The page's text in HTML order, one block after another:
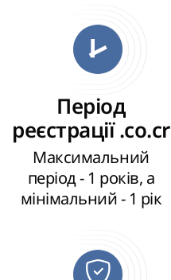
Період
реєстрації .co.cr
Максимальний
період - 1 років, а
мінімальний - 1 рік